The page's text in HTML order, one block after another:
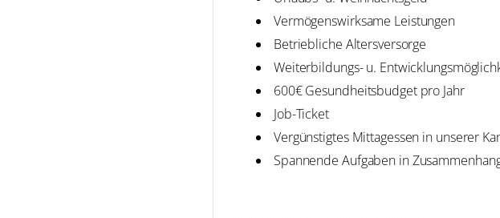
Vermögenswirksame Leistungen
Betriebliche Altersversorge
Weiterbildungs- u.
600€ Gesundheitsbudget pro Jahr
Job-Ticket
Vergünstigtes Mittagessen in unserer
Spannende Aufgaben in